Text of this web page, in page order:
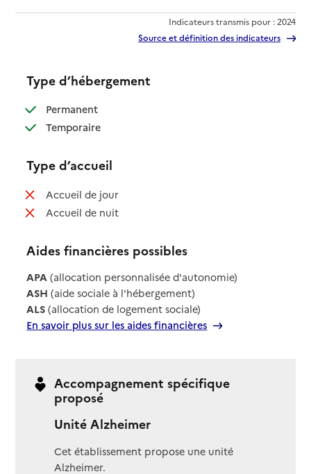
Indicateurs transmis pour : 2024
Source et définition des indicateurs
Type d’hébergement
Permanent: disponible
Temporaire: disponible
Type d’accueil
Accueil de jour: non disponible
Accueil de nuit: non disponible
Aides financières possibles
APA (allocation personnalisée d'autonomie)
ASH (aide sociale à l'hébergement)
ALS (allocation de logement sociale)
En savoir plus sur les aides financières
Accompagnement spécifique
proposé
Unité Alzheimer
Cet établissement propose une unité
Alzheimer.